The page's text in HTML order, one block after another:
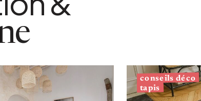
conseils déco
tapis